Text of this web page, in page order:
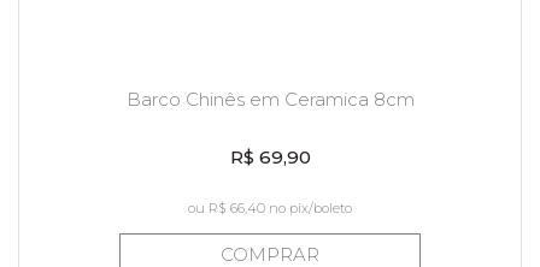
Barco Chinês em Ceramica 8cm
R$ 69,90
ou R$ 66,40 no pix/boleto
COMPRAR